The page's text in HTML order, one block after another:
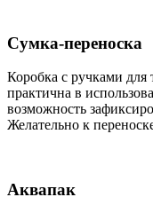
Сумка-переноска
Коробка c ручками для
практична в
возможность
Желательно к
Аквапак